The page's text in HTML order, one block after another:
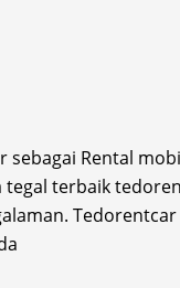
Rental
terbaik